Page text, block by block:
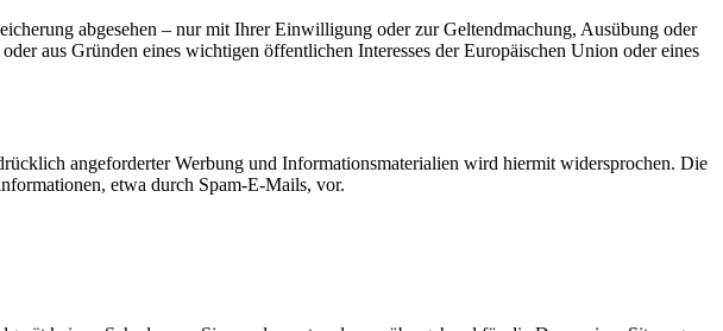
abgesehen – nur mit Ihrer Einwilligung oder zur Geltendmachung, Ausübung oder
aus Gründen eines wichtigen öffentlichen Interesses der Europäischen Union oder eines
angeforderter Werbung und Informationsmaterialien wird hiermit widersprochen. Die
etwa durch Spam-E-Mails, vor.